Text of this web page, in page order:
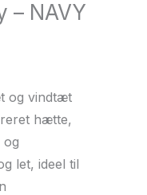
– NAVY
og vindtæt
hætte,
og
let, ideel til